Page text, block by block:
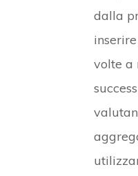
dalla
volte a